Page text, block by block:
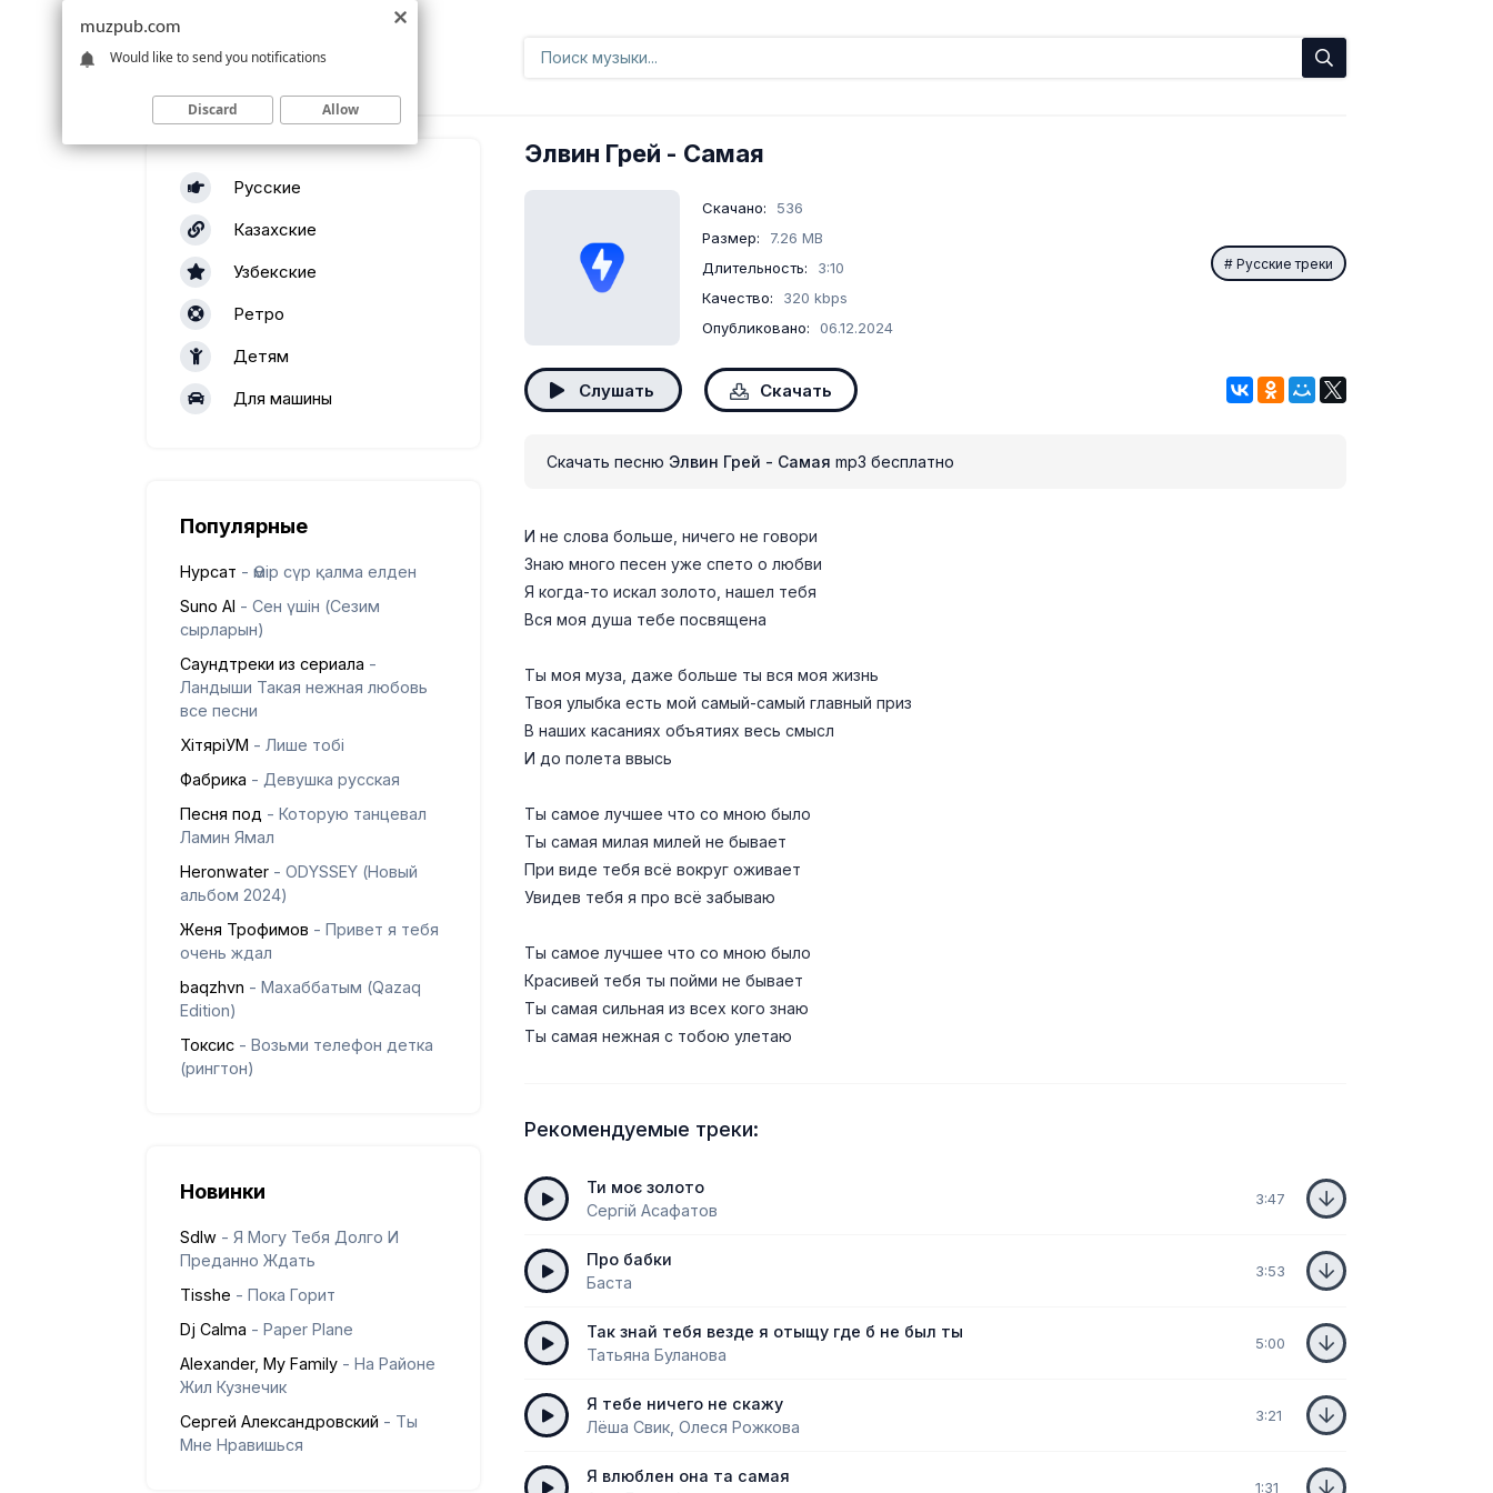
Русские
Казахские
Узбекские
Ретро
Детям
Для машины
Популярные
Нурсат - Өмір сүр қалма елден
Suno AI - Сен үшін (Сезим
сырларын)
Саундтреки из сериала -
Ландыши Такая нежная любовь
все песни
ХітяріУМ - Лише тобі
Фабрика - Девушка русская
Песня под - Которую танцевал
Ламин Ямал
Heronwater - ODYSSEY (Новый
альбом 2024)
Женя Трофимов - Привет я тебя
очень ждал
baqzhvn - Махаббатым (Qazaq
Edition)
Токсис - Возьми телефон детка
(рингтон)
Новинки
Sdlw - Я Могу Тебя Долго И
Преданно Ждать
Tisshe - Пока Горит
Dj Calma - Paper Plane
Alexander, My Family - На Районе
Жил Кузнечик
Сергей Александровский - Ты
Мне Нравишься
Элвин Грей - Самая
Скачано:
536
Размер:
7.26 MB
Длительность:
3:10
Качество:
320 kbps
Опубликовано:
06.12.2024
Русские треки
Слушать Скачать
Скачать песню Элвин Грей - Самая mp3 бесплатно
И не слова больше, ничего не говори
Знаю много песен уже спето о любви
Я когда-то искал золото, нашел тебя
Вся моя душа тебе посвящена
Ты моя муза, даже больше ты вся моя жизнь
Твоя улыбка есть мой самый-самый главный приз
В наших касаниях объятиях весь смысл
И до полета ввысь
Ты самое лучшее что со мною было
Ты самая милая милей не бывает
При виде тебя всё вокруг оживает
Увидев тебя я про всё забываю
Ты самое лучшее что со мною было
Красивей тебя ты пойми не бывает
Ты самая сильная из всех кого знаю
Ты самая нежная с тобою улетаю
Рекомендуемые треки:
Ти моє золото
Сергій Асафатов
3:47
Про бабки
Баста
3:53
Так знай тебя везде я отыщу где б не был ты
Татьяна Буланова
5:00
Я тебе ничего не скажу
Лёша Свик, Олеся Рожкова
3:21
Я влюблен она та самая
1:31
muzpub.com
Would like to send you notifications
Discard Allow